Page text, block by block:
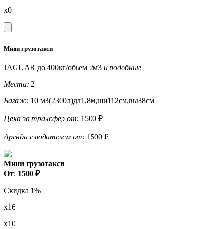
x0
Мини грузотакси
JAGUAR до 400кг/обьем 2м3 и подобные
Места: 2
Багаж: 10 м3(2300л)дл1,8м,ши112см,вы88см
Цена за трансфер от: 1500 ₽
Аренда с водителем от: 1500 ₽
Мини грузотакси
От: 1500 ₽
Скидка 1%
x16
x10